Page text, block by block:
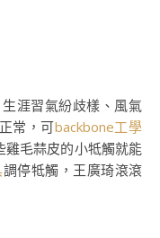
涯習氣紛歧樣、風氣
常，可backbone工學
雞毛蒜皮的小牴觸就能
調停牴觸，王廣琦滾滾